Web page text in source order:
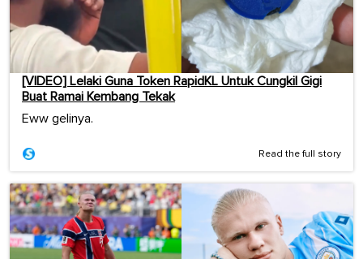
[VIDEO] Lelaki Guna Token RapidKL Untuk Cungkil Gigi
Buat Ramai Kembang Tekak
Eww gelinya.
Read the full story